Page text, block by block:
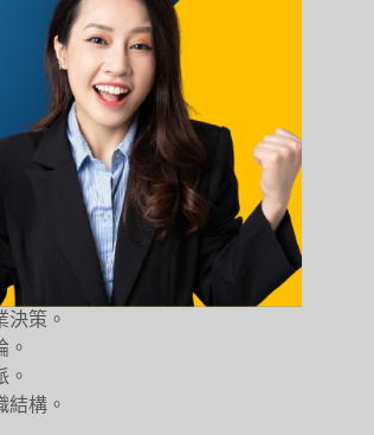
命題大綱
與功能。
任。
作業環境。
環境：總體環境、產業與任務等。
決策。
。
。
結構。